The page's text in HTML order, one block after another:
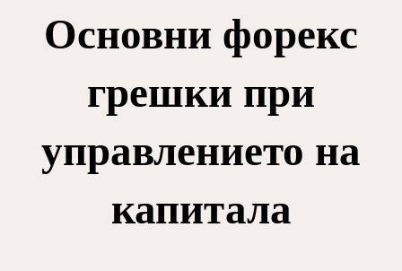
Основни форекс
грешки при
управлението на
капитала